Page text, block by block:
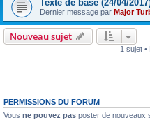
Texte de base (24/04/
Dernier message par Major
Nouveau sujet
1 sujet •
PERMISSIONS DU FORUM
Vous ne pouvez pas poster de nouveaux